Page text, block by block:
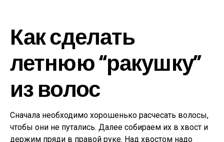
Как сделать
летнюю “ракушку”
из волос
Сначала необходимо хорошенько расчесать волосы,
чтобы они не путались. Далее собираем их в хвост и
держим пряди в правой руке. Над хвостом надо